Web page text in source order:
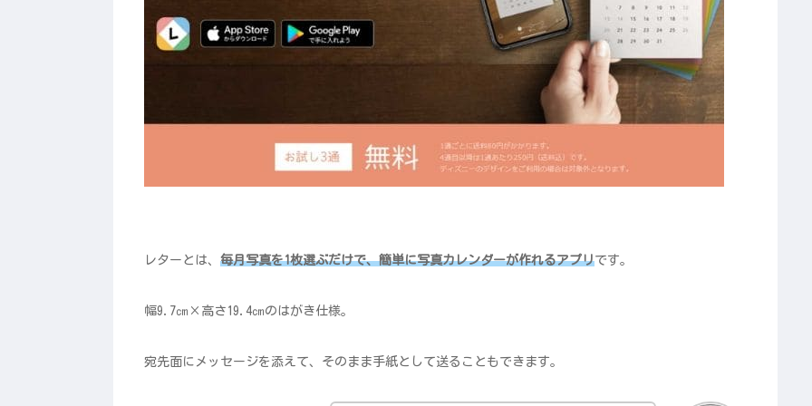
レターとは、 毎月写真を1枚選ぶだけで、簡単に写真カレンダーが作れるアプリです。
幅9.7㎝×高さ19.4㎝のはがき仕様。
宛先面にメッセージを添えて、そのまま手紙として送ることもできます。